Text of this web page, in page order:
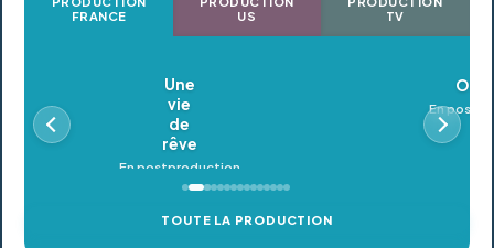
FRANCE
US
TV
Oldeupe
En postproduction
TOUTE LA PRODUCTION